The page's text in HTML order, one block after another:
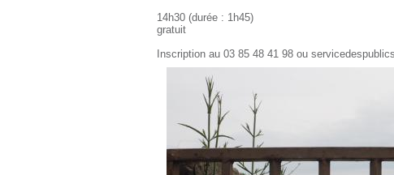
14h30 (durée : 1h45)
gratuit
Inscription au 03 85 48 41 98 ou